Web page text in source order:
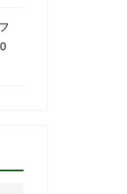
とでなら頑張
環境です。本
したい方に